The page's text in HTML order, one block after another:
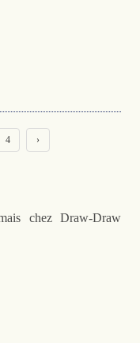
4 ›
chez Draw-Draw